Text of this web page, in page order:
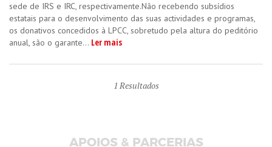
sede de IRS e IRC, respectivamente.Não recebendo subsídios
estatais para o desenvolvimento das suas actividades e programas,
os donativos concedidos à LPCC, sobretudo pela altura do peditório
anual, são o garante... Ler mais
1 Resultados
APOIOS & PARCERIAS